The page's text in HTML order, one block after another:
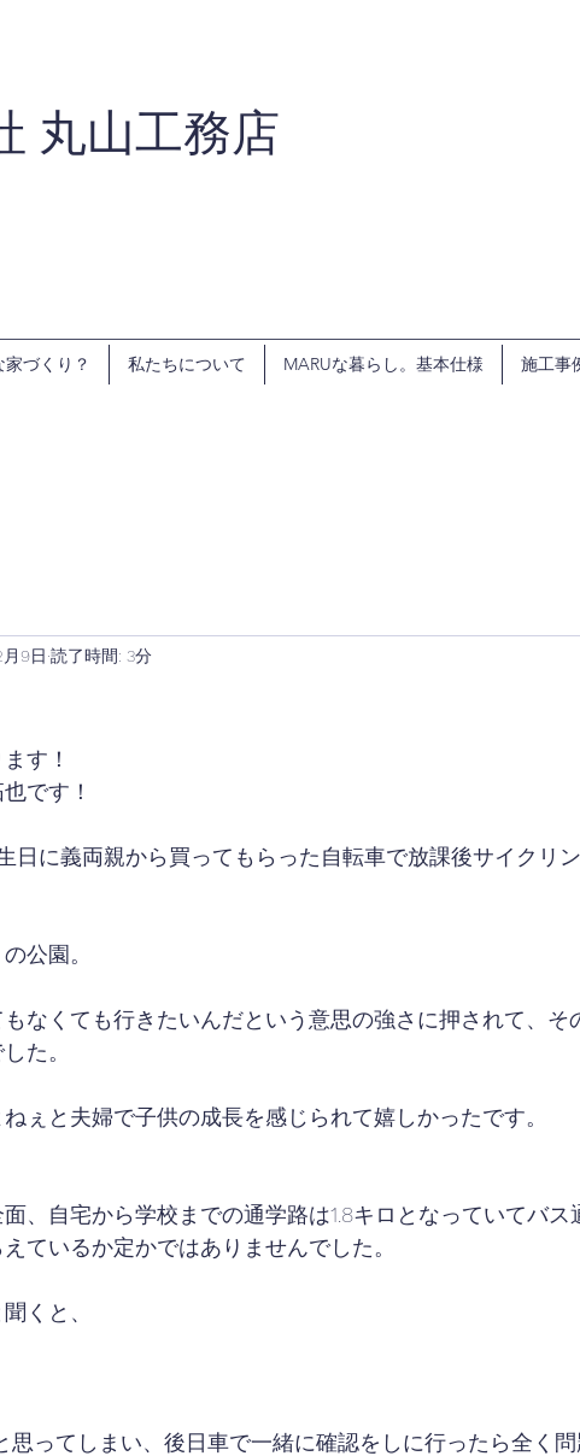
丸山工務店
家づくり？ 私たちについて MARUな暮らし。基本仕様 施工事
9日 読了時間: 3分
す！
です！
日に義両親から買ってもらった自転車で放課後サイクリ
公園。
なくても行きたいんだという意思の強さに押されて、そ
た。
ぇと夫婦で子供の成長を感じられて嬉しかったです。
、自宅から学校までの通学路は1.8キロとなっていてバス
ているか定かではありませんでした。
くと、
思ってしまい、後日車で一緒に確認をしに行ったら全く問